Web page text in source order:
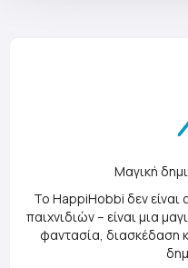
Μαγική
Το HappiHobbi δεν
παιχνιδιών – είναι μια
φαντασία, διασκέδαση